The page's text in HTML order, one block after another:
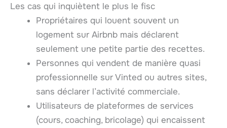
Les cas qui inquiètent le plus le fisc
Propriétaires qui louent souvent un
logement sur Airbnb mais déclarent
seulement une petite partie des recettes.
Personnes qui vendent de manière quasi
professionnelle sur Vinted ou autres sites,
sans déclarer l’activité commerciale.
Utilisateurs de plateformes de services
(cours, coaching, bricolage) qui encaissent